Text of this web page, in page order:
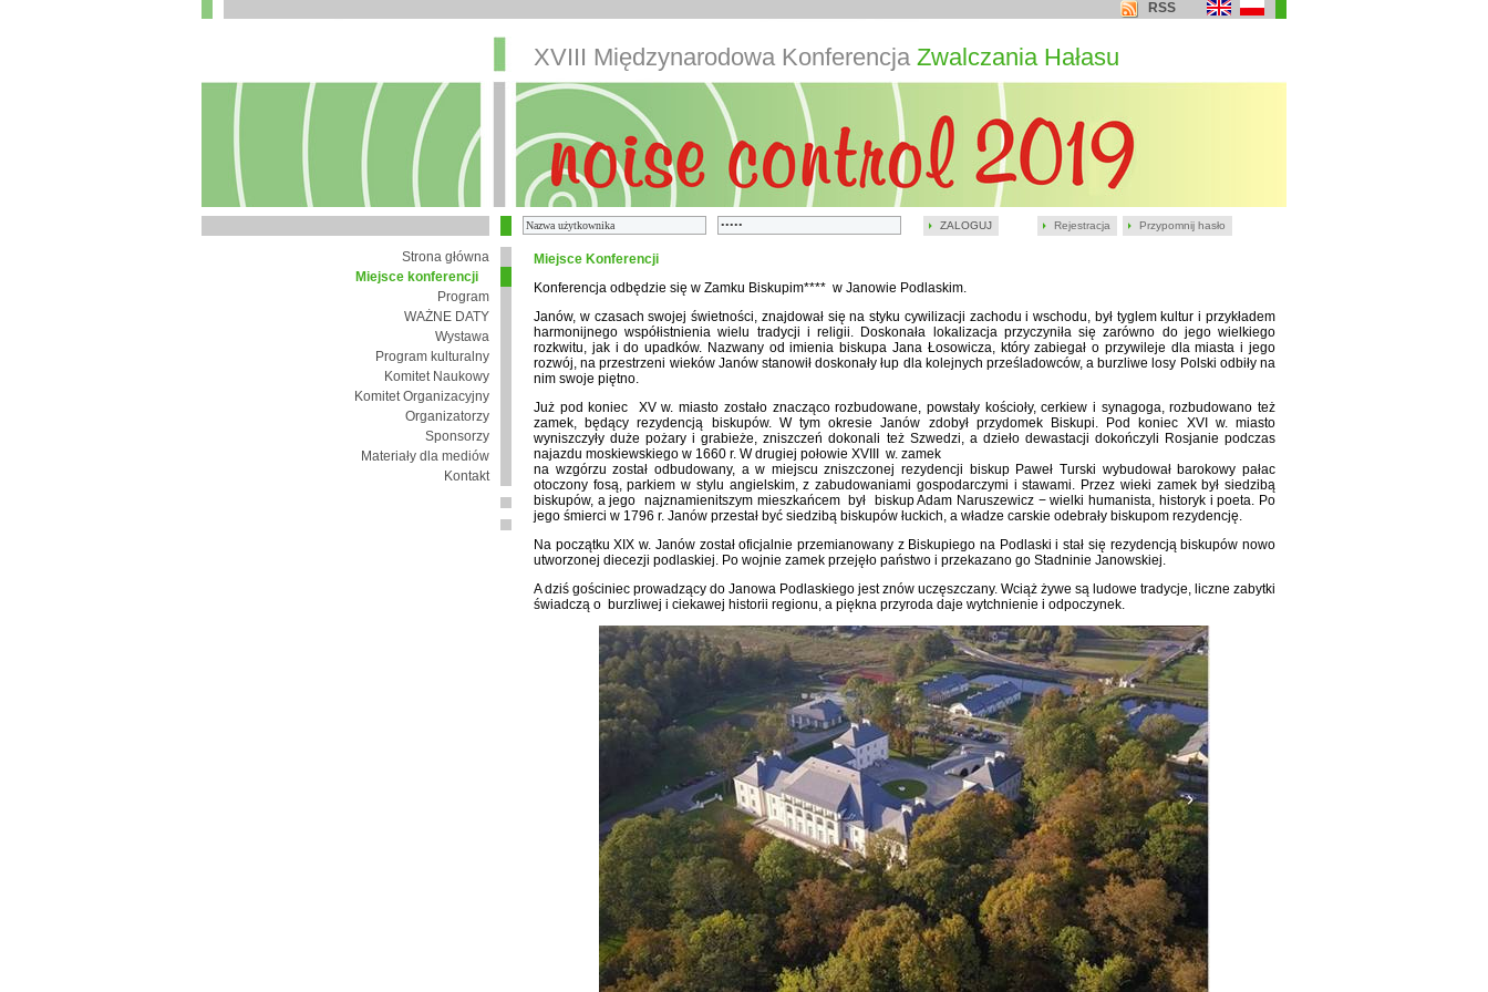
ZALOGUJ Rejestracja Przypomnij hasło
RSS
XVIII Międzynarodowa Konferencja Zwalczania Hałasu
Strona główna
Miejsce konferencji
Program
WAŻNE DATY
Wystawa
Program kulturalny
Komitet Naukowy
Komitet Organizacyjny
Organizatorzy
Sponsorzy
Materiały dla mediów
Kontakt
Miejsce Konferencji
Konferencja odbędzie się w Zamku Biskupim**** w Janowie Podlaskim.
Janów, w czasach swojej świetności, znajdował się na styku cywilizacji zachodu i wschodu, był tyglem kultur i przykładem
harmonijnego współistnienia wielu tradycji i religii. Doskonała lokalizacja przyczyniła się zarówno do jego wielkiego
rozkwitu, jak i do upadków. Nazwany od imienia biskupa Jana Łosowicza, który zabiegał o przywileje dla miasta i jego
rozwój, na przestrzeni wieków Janów stanowił doskonały łup dla kolejnych prześladowców, a burzliwe losy Polski odbiły na
nim swoje piętno.
Już pod koniec XV w. miasto zostało znacząco rozbudowane, powstały kościoły, cerkiew i synagoga, rozbudowano też
zamek, będący rezydencją biskupów. W tym okresie Janów zdobył przydomek Biskupi. Pod koniec XVI w. miasto
wyniszczyły duże pożary i grabieże, zniszczeń dokonali też Szwedzi, a dzieło dewastacji dokończyli Rosjanie podczas
najazdu moskiewskiego w 1660 r. W drugiej połowie XVIII w. zamek
na wzgórzu został odbudowany, a w miejscu zniszczonej rezydencji biskup Paweł Turski wybudował barokowy pałac
otoczony fosą, parkiem w stylu angielskim, z zabudowaniami gospodarczymi i stawami. Przez wieki zamek był siedzibą
biskupów, a jego najznamienitszym mieszkańcem był biskup Adam Naruszewicz − wielki humanista, historyk i poeta. Po
jego śmierci w 1796 r. Janów przestał być siedzibą biskupów łuckich, a władze carskie odebrały biskupom rezydencję.
Na początku XIX w. Janów został oficjalnie przemianowany z Biskupiego na Podlaski i stał się rezydencją biskupów nowo
utworzonej diecezji podlaskiej. Po wojnie zamek przejęło państwo i przekazano go Stadninie Janowskiej.
A dziś gościniec prowadzący do Janowa Podlaskiego jest znów uczęszczany. Wciąż żywe są ludowe tradycje, liczne zabytki
świadczą o burzliwej i ciekawej historii regionu, a piękna przyroda daje wytchnienie i odpoczynek.